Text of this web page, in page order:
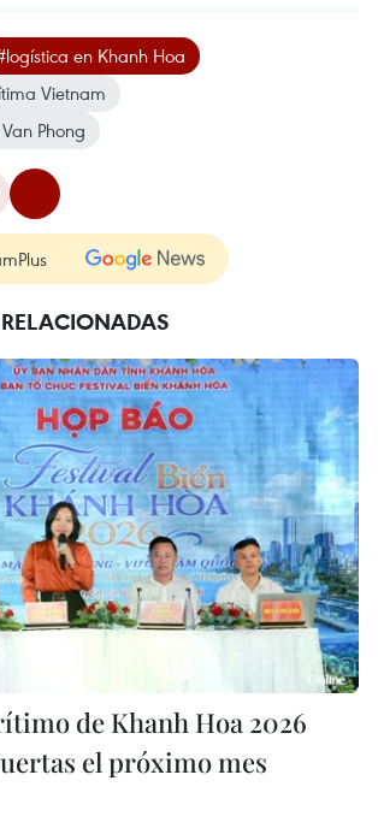
en Khanh Hoa
Vietnam
Phong
de Khanh Hoa 2026
el próximo mes